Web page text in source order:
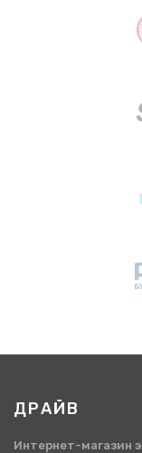
ДРАЙВ
Интернет-магазин